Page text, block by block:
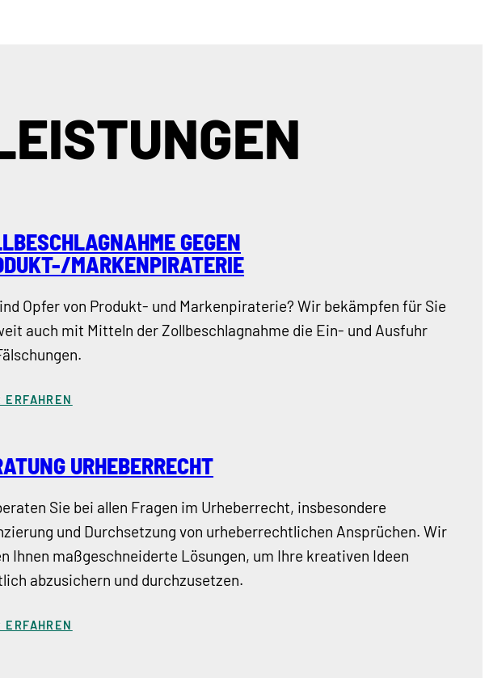
GEGEN
MARKENPIRATERIE
Opfer von Produkt- und Markenpiraterie? Wir bekämpfen für Sie
auch mit Mitteln der Zollbeschlagnahme die Ein- und Ausfuhr
ERFAHREN
URHEBERRECHT
Sie bei allen Fragen im Urheberrecht, insbesondere
und Durchsetzung von urheberrechtlichen Ansprüchen. Wir
Ihnen maßgeschneiderte Lösungen, um Ihre kreativen Ideen
abzusichern und durchzusetzen.
ERFAHREN